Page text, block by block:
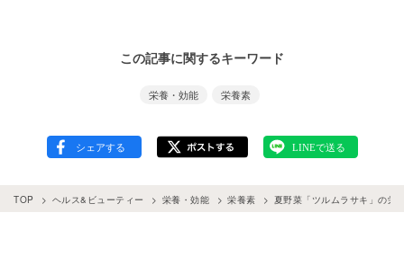
この記事に関するキーワード
栄養・効能 栄養素
TOP ヘルス&ビューティー 栄養・効能 栄養素 夏野菜「ツルムラサキ」の栄